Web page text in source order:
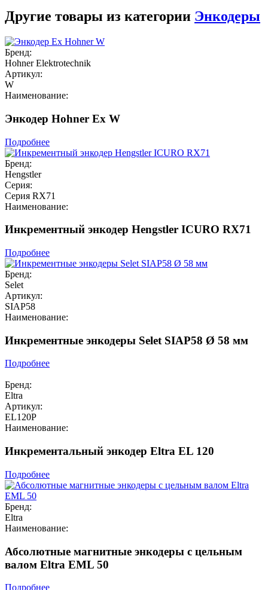
Другие товары из категории Энкодеры
Бренд:
Hohner Elektrotechnik
Артикул:
W
Наименование:
Энкодер Hohner Ex W
Подробнее
Бренд:
Hengstler
Серия:
Серия RX71
Наименование:
Инкрементный энкодер Hengstler ICURO RX71
Подробнее
Бренд:
Selet
Артикул:
SIAP58
Наименование:
Инкрементные энкодеры Selet SIAP58 Ø 58 мм
Подробнее
Бренд:
Eltra
Артикул:
EL120P
Наименование:
Инкрементальный энкодер Eltra EL 120
Подробнее
Бренд:
Eltra
Наименование:
Абсолютные магнитные энкодеры с цельным
валом Eltra EML 50
Подробнее